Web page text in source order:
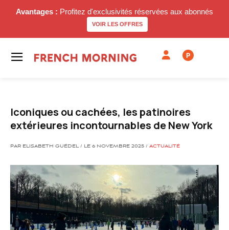
Avantages : Profitez d'exclusivités réservées aux abonnés
VOIR LES OFFRES
P
Iconiques ou cachées, les patinoires
extérieures incontournables de New York
PAR ELISABETH GUÉDEL / LE 6 NOVEMBRE 2025 / ACTUALITÉ